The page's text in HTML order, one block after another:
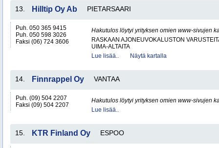
13. Hilltip Oy Ab PIETARSAARI
Puh. 050 365 9415
Puh. 050 598 3026
Faksi (06) 724 3606
Hakutulos löytyi yrityksen omien www-sivujen
RASKAAN AJONEUVOKALUSTON
UIMA-ALTAITA
Lue lisää..
Näytä kartalla
14. Finnrappel Oy VANTAA
Puh. (09) 504 2207
Faksi (09) 504 2207
Hakutulos löytyi yrityksen omien www-sivujen
Lue lisää..
15. KTR Finland Oy ESPOO